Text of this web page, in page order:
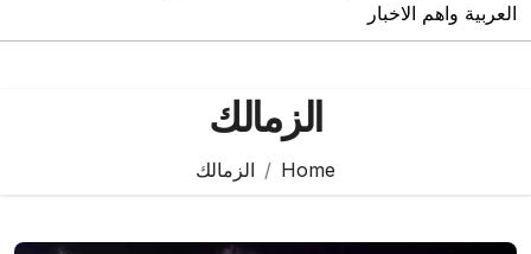
العربية واهم الاخبار
الزمالك
Home الزمالك